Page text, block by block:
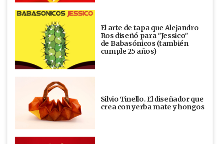
El arte de tapa que Alejandro
Ros diseñó para "Jessico"
de Babasónicos (también
cumple 25 años)
Silvio Tinello. El diseñador que
crea con yerba mate y hongos